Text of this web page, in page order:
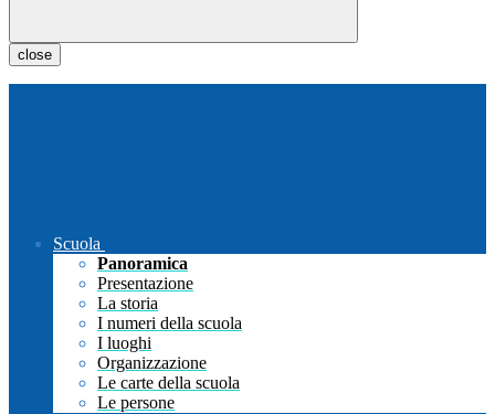
close
Scuola
Panoramica
Presentazione
La storia
I numeri della scuola
I luoghi
Organizzazione
Le carte della scuola
Le persone